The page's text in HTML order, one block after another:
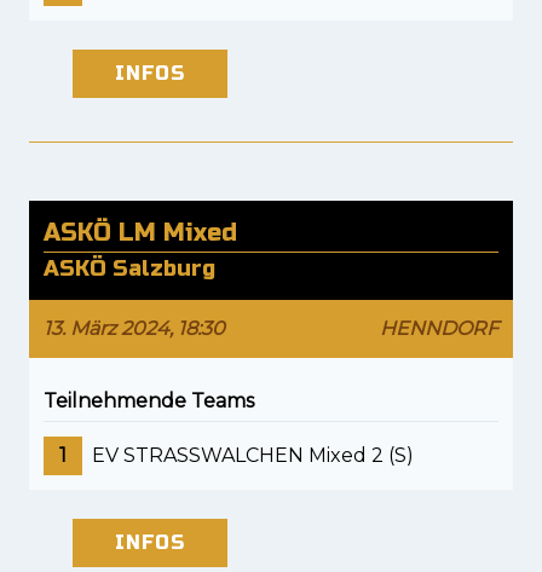
INFOS
ASKÖ LM Mixed
ASKÖ Salzburg
13. März 2024, 18:30 HENNDORF
Teilnehmende Teams
1 EV STRASSWALCHEN Mixed 2 (S)
INFOS